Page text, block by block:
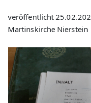
veröffentlicht
Martinskirche Nierstein